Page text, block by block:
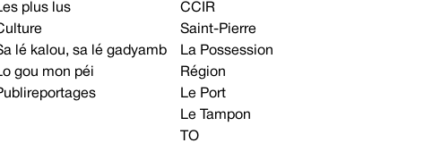
plus lus
lé kalou, sa lé gadyamb
gou mon péi
CCIR
Saint-Pierre
La Possession
Région
Le Port
Le Tampon
TO